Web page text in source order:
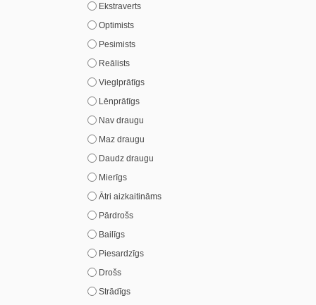
Ekstraverts
Optimists
Pesimists
Reālists
Vieglprātīgs
Lēnprātīgs
Nav draugu
Maz draugu
Daudz draugu
Mierīgs
Ātri aizkaitināms
Pārdrošs
Bailīgs
Piesardzīgs
Drošs
Strādīgs